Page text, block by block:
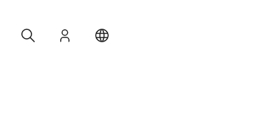
Registro
Search